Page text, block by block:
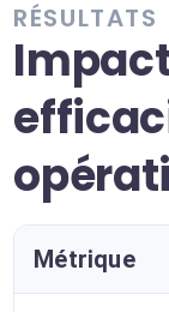
RÉSULTATS
Métrique